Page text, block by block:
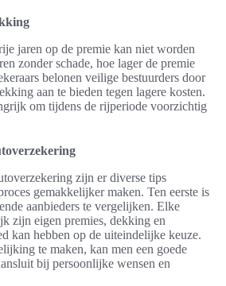
jaren op de premie kan niet worden
zonder schade, hoe lager de premie
belonen veilige bestuurders door
aan te bieden tegen lagere kosten.
om tijdens de rijperiode voorzichtig
zijn er diverse tips
gemakkelijker maken. Ten eerste is
aanbieders te vergelijken. Elke
zijn eigen premies, dekking en
kan hebben op de uiteindelijke keuze.
te maken, kan men een goede
bij persoonlijke wensen en